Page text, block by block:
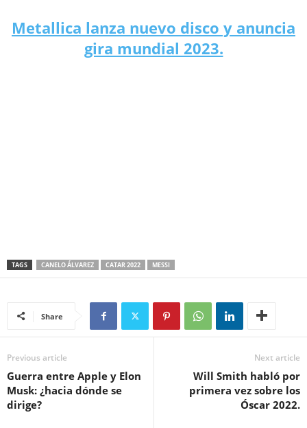
Metallica lanza nuevo disco y anuncia
gira mundial 2023.
TAGS CANELO ÁLVAREZ CATAR 2022 MESSI
Share
Previous article
Guerra entre Apple y Elon
Musk: ¿hacia dónde se
dirige?
Next article
Will Smith habló por
primera vez sobre los
Óscar 2022.